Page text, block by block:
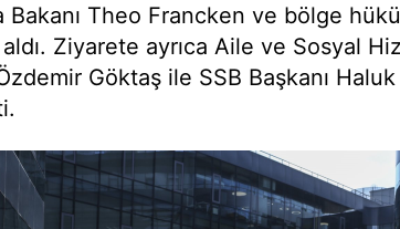
Bakanı Theo Francken ve bölge
Ziyarete ayrıca Aile ve Sosyal
Göktaş ile SSB Başkanı